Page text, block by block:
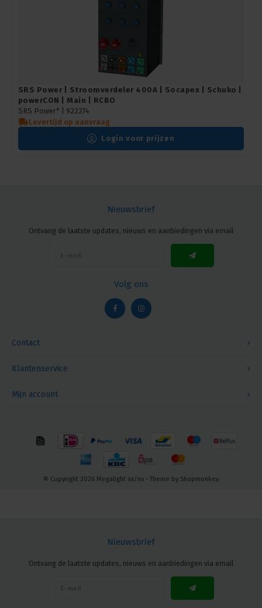
SRS Power | Stroomverdeler 400A | Socapex | Schuko |
powerCON | Main | RCBO
SRS Power* | 922274
Levertijd op aanvraag
Login voor prijzen
Contact
Nieuwsbrief
Ontvang de laatste updates, nieuws en aanbiedingen via email
Volg ons
Klantenservice
Mijn account
© Copyright 2026 Megalight sa/nv - Theme by Shopmonkey
Nieuwsbrief
Ontvang de laatste updates, nieuws en aanbiedingen via email